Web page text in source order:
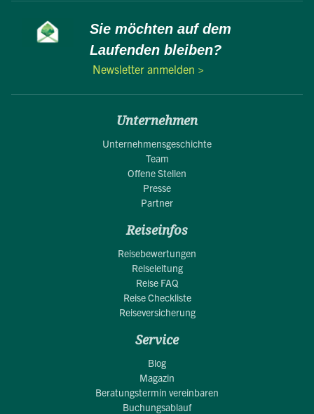
Sie möchten auf dem
Laufenden bleiben?
Newsletter anmelden >
Unternehmen
Unternehmensgeschichte
Team
Offene Stellen
Presse
Partner
Reiseinfos
Reisebewertungen
Reiseleitung
Reise FAQ
Reise Checkliste
Reiseversicherung
Service
Blog
Magazin
Beratungstermin vereinbaren
Buchungsablauf